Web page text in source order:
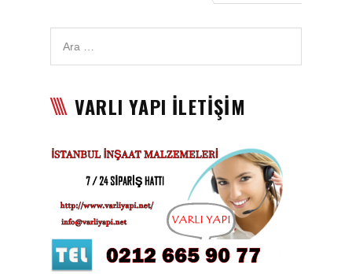
Satışı
Asma Tavan Malzemesi
Asma Tavan Karolam
Malzeme Satışı
Alçıpan malzemesi satışı
VARLI YAPI İLETİŞİM